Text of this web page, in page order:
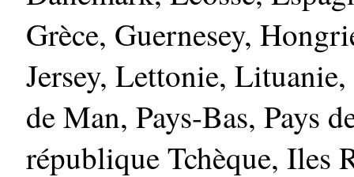
Grèce, Guernesey,
Jersey, Lettonie,
de Man, Pays-Bas, Pays
république Tchèque, Iles